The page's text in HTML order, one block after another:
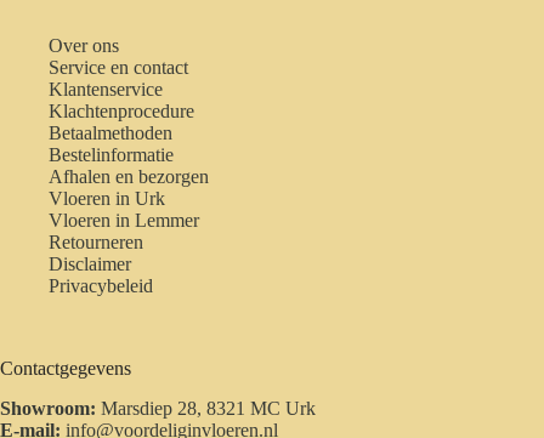
Over ons
Service en contact
Klantenservice
Klachtenprocedure
Betaalmethoden
Bestelinformatie
Afhalen en bezorgen
Vloeren in Urk
Vloeren in Lemmer
Retourneren
Disclaimer
Privacybeleid
Contactgegevens
Showroom: Marsdiep 28, 8321 MC Urk
E-mail: info@voordeliginvloeren.nl